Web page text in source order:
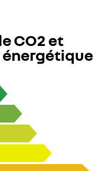
CO2 et